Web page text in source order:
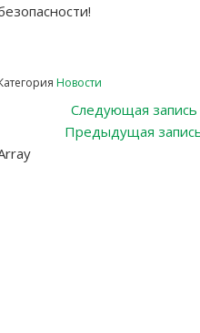
Новости
Навигация
Следующая запись
Предыдущая